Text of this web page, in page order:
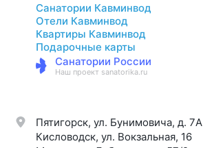
Санатории Кавминвод
Отели Кавминвод
Квартиры Кавминвод
Подарочные карты
Санатории России
Наш проект sanatorika.ru
Пятигорск, ул. Бунимовича, д. 7A
Кисловодск, ул. Вокзальная, 16